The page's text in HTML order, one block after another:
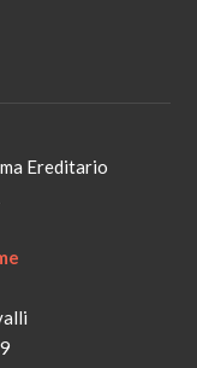
Ereditario